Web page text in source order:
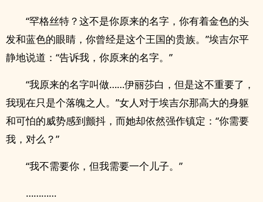
“罕格丝特？这不是你原来的名字，你有着金色的头
发和蓝色的眼睛，你曾经是这个王国的贵族。”埃吉尔平
静地说道：“告诉我，你原来的名字。”
“我原来的名字叫做……伊丽莎白，但是这不重要了，
我现在只是个落魄之人。”女人对于埃吉尔那高大的身躯
和可怕的威势感到颤抖，而她却依然强作镇定：“你需要
我，对么？”
“我不需要你，但我需要一个儿子。”
…………